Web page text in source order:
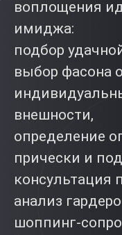
воплощения
имиджа:
подбор
выбор фасона
внешности,
определение
прически и
консультация
анализ
шоппинг-